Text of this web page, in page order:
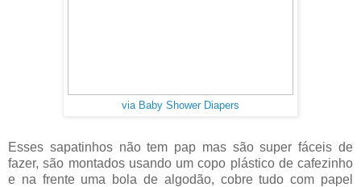
via Baby Shower Diapers
Esses sapatinhos não tem pap mas são super fáceis de
fazer, são montados usando um copo plástico de cafezinho
e na frente uma bola de algodão, cobre tudo com papel